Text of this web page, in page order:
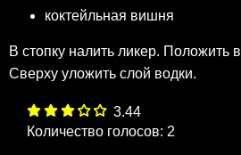
коктейльная вишня
В стопку налить ликер. Положить
Сверху уложить слой водки.
3.44
Количество голосов: 2